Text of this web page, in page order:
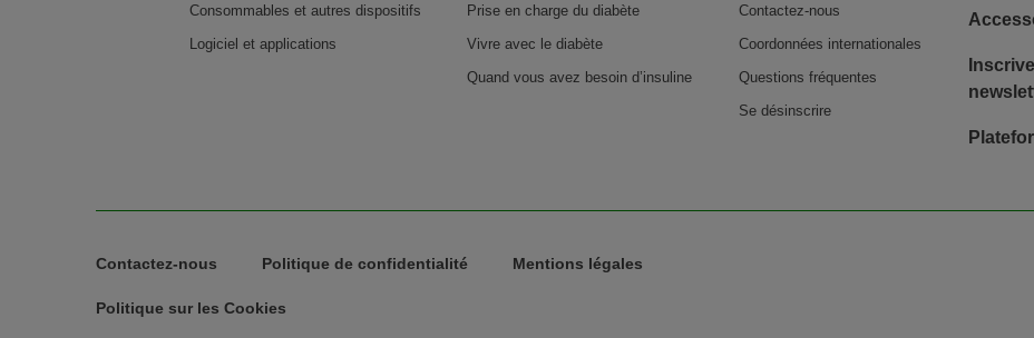
Consommables et autres dispositifs
Logiciel et applications
Prise en charge du diabète
Vivre avec le diabète
Quand vous avez besoin d’insuline
Contactez-nous
Coordonnées internationales
Questions fréquentes
Se désinscrire
Legal Menu
Contactez-nous Politique de confidentialité Mentions légales
Politique sur les Cookies